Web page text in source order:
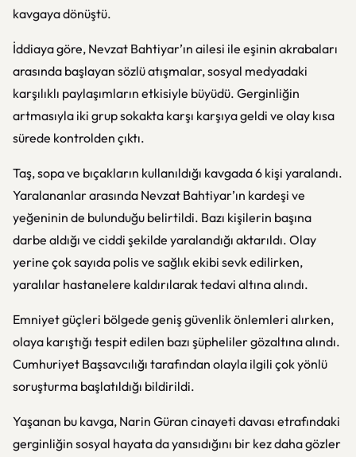
kavgaya dönüştü.
İddiaya göre, Nevzat Bahtiyar’ın ailesi ile eşinin akrabaları
arasında başlayan sözlü atışmalar, sosyal medyadaki
karşılıklı paylaşımların etkisiyle büyüdü. Gerginliğin
artmasıyla iki grup sokakta karşı karşıya geldi ve olay kısa
sürede kontrolden çıktı.
Taş, sopa ve bıçakların kullanıldığı kavgada 6 kişi yaralandı.
Yaralananlar arasında Nevzat Bahtiyar’ın kardeşi ve
yeğeninin de bulunduğu belirtildi. Bazı kişilerin başına
darbe aldığı ve ciddi şekilde yaralandığı aktarıldı. Olay
yerine çok sayıda polis ve sağlık ekibi sevk edilirken,
yaralılar hastanelere kaldırılarak tedavi altına alındı.
Emniyet güçleri bölgede geniş güvenlik önlemleri alırken,
olaya karıştığı tespit edilen bazı şüpheliler gözaltına alındı.
Cumhuriyet Başsavcılığı tarafından olayla ilgili çok yönlü
soruşturma başlatıldığı bildirildi.
Yaşanan bu kavga, Narin Güran cinayeti davası etrafındaki
gerginliğin sosyal hayata da yansıdığını bir kez daha gözler